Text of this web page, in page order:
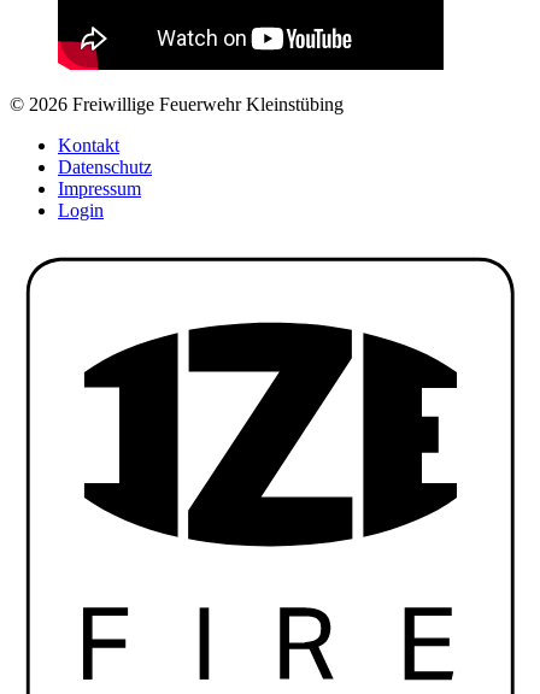
© 2026 Freiwillige Feuerwehr Kleinstübing
Kontakt
Datenschutz
Impressum
Login